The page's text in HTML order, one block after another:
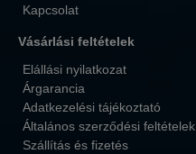
Kapcsolat
Vásárlási feltételek
Elállási nyilatkozat
Árgarancia
Adatkezelési tájékoztató
Általános szerződési feltételek
Szállítás és fizetés